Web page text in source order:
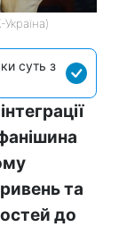
суть з
та
до